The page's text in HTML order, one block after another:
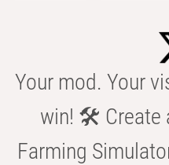
Your mod. Your
win! 🛠️ Create
Farming